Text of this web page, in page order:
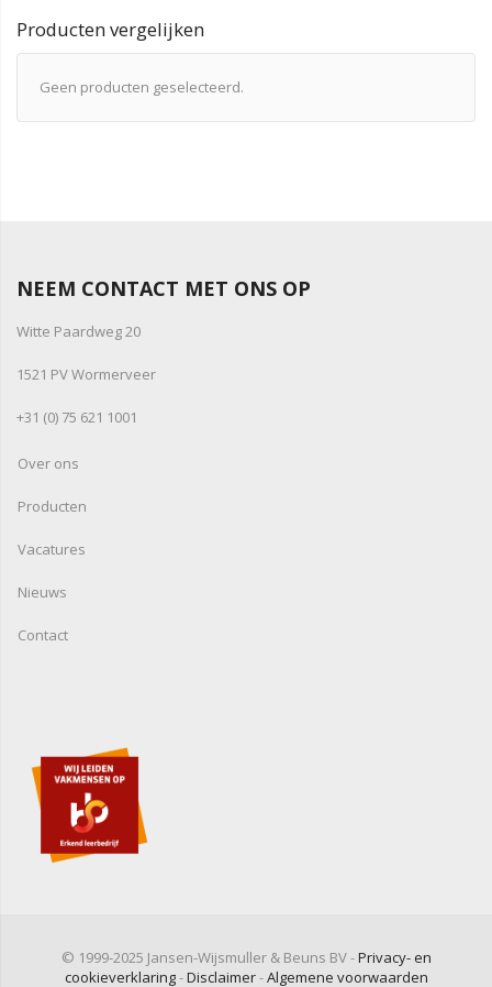
Producten vergelijken
Geen producten geselecteerd.
NEEM CONTACT MET ONS OP
Witte Paardweg 20
1521 PV Wormerveer
+31 (0) 75 621 1001
Over ons
Producten
Vacatures
Nieuws
Contact
© 1999-2025 Jansen-Wijsmuller & Beuns BV -Privacy- en
cookieverklaring-Disclaimer-Algemene voorwaarden